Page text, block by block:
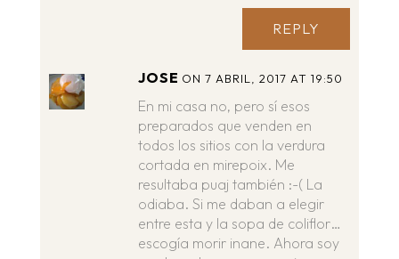
REPLY
JOSE ON 7 ABRIL, 2017 AT 19:50
En mi casa no, pero sí esos
preparados que venden en
todos los sitios con la verdura
cortada en mirepoix. Me
resultaba puaj también :-( La
odiaba. Si me daban a elegir
entre esta y la sopa de coliflor…
escogía morir inane. Ahora soy